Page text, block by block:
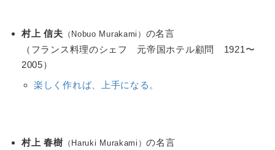
村上 信夫 （Nobuo Murakami） の名言
（フランス料理のシェフ 元帝国ホテル顧問 1921〜
2005）
楽しく作れば、上手になる。
村上 春樹 （Haruki Murakami）の名言